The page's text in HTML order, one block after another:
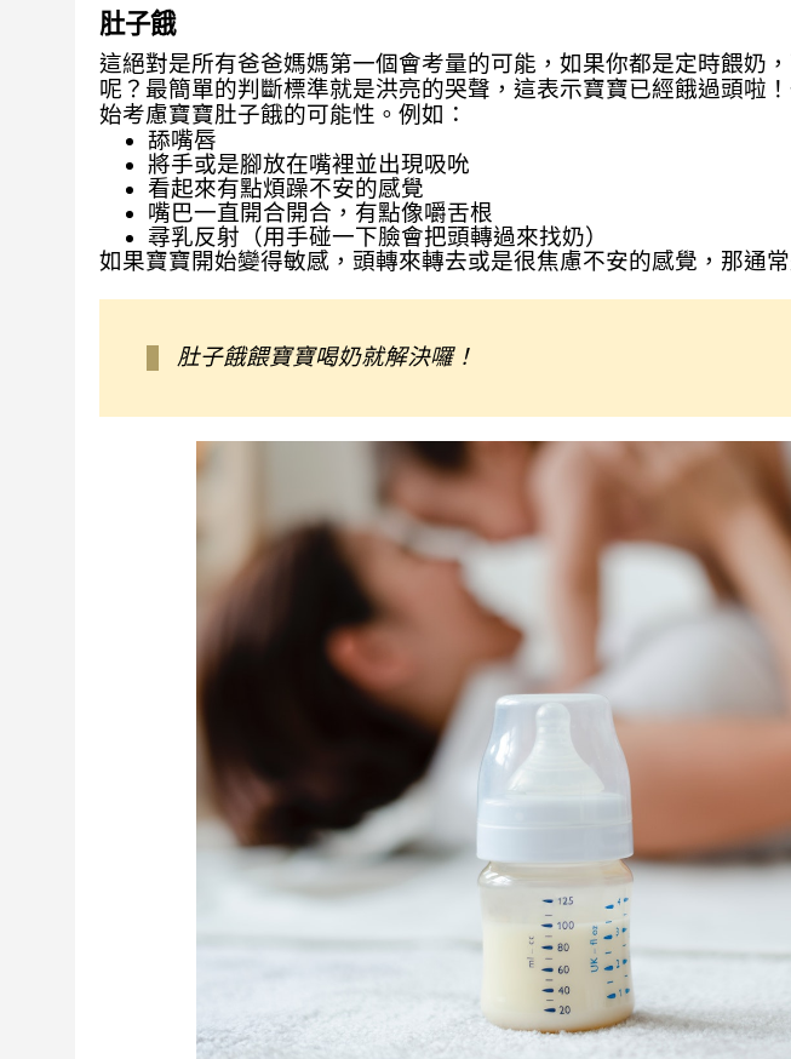
肚子餓
這絕對是所有爸爸媽媽第一個會考量的可能，如果你都是定時餵奶
呢？最簡單的判斷標準就是洪亮的哭聲，這表示寶寶已經餓過頭啦
始考慮寶寶肚子餓的可能性。例如：
舔嘴唇
將手或是腳放在嘴裡並出現吸吮
看起來有點煩躁不安的感覺
嘴巴一直開合開合，有點像嚼舌根
尋乳反射（用手碰一下臉會把頭轉過來找奶）
如果寶寶開始變得敏感，頭轉來轉去或是很焦慮不安的感覺，那通
肚子餓餵寶寶喝奶就解決囉！